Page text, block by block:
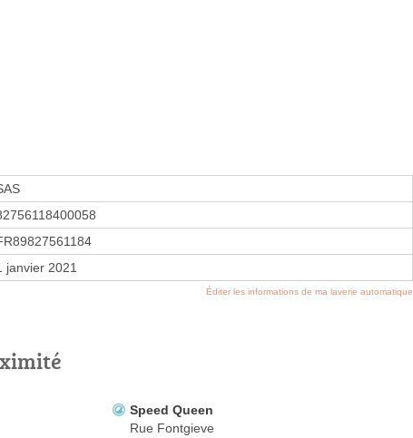
janvier 2021
Éditer les informations de ma laverie automatique
Speed Queen
Rue Fontgieve